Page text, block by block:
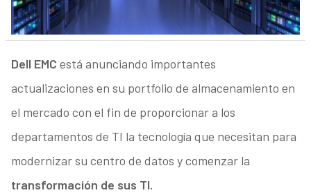
Dell EMC está anunciando importantes
actualizaciones en su portfolio de almacenamiento en
el mercado con el fin de proporcionar a los
departamentos de TI la tecnología que necesitan para
modernizar su centro de datos y comenzar la
transformación de sus TI.